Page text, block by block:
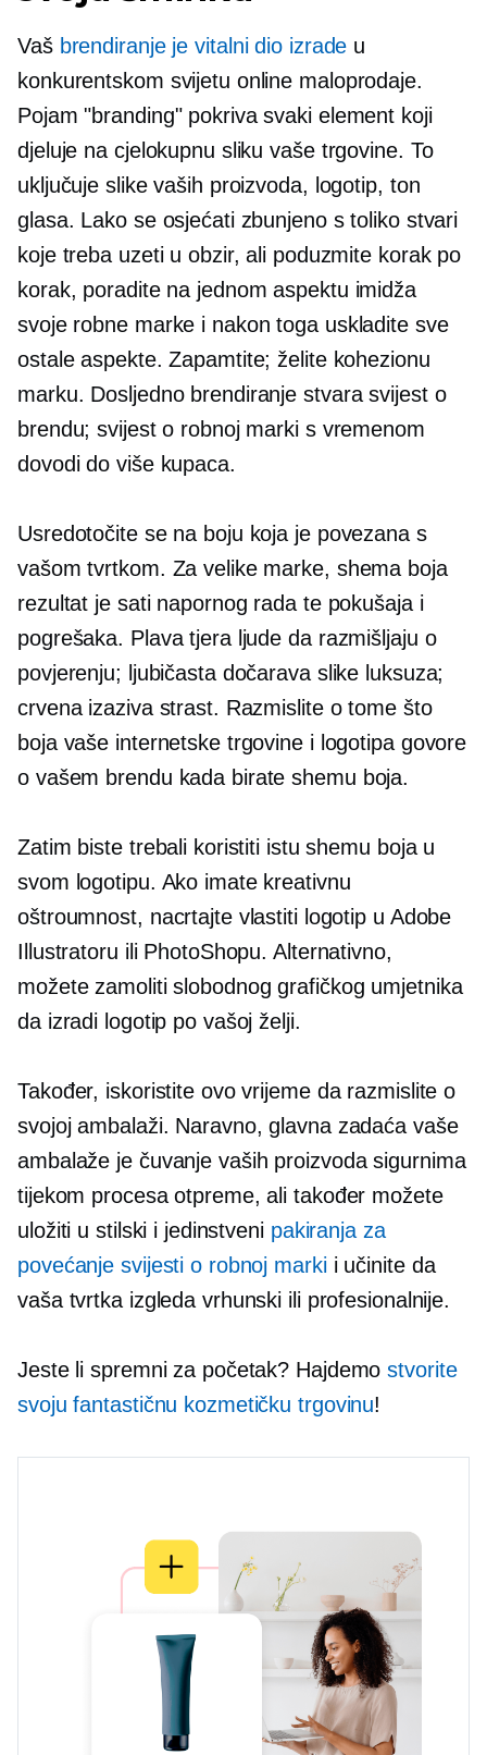
Vaš brendiranje je vitalni dio izrade u
konkurentskom svijetu online maloprodaje.
Pojam "branding" pokriva svaki element koji
djeluje na cjelokupnu sliku vaše trgovine. To
uključuje slike vaših proizvoda, logotip, ton
glasa. Lako se osjećati zbunjeno s toliko stvari
koje treba uzeti u obzir, ali poduzmite korak po
korak, poradite na jednom aspektu imidža
svoje robne marke i nakon toga uskladite sve
ostale aspekte. Zapamtite; želite kohezionu
marku. Dosljedno brendiranje stvara svijest o
brendu; svijest o robnoj marki s vremenom
dovodi do više kupaca.
Usredotočite se na boju koja je povezana s
vašom tvrtkom. Za velike marke, shema boja
rezultat je sati napornog rada te pokušaja i
pogrešaka. Plava tjera ljude da razmišljaju o
povjerenju; ljubičasta dočarava slike luksuza;
crvena izaziva strast. Razmislite o tome što
boja vaše internetske trgovine i logotipa govore
o vašem brendu kada birate shemu boja.
Zatim biste trebali koristiti istu shemu boja u
svom logotipu. Ako imate kreativnu
oštroumnost, nacrtajte vlastiti logotip u Adobe
Illustratoru ili PhotoShopu. Alternativno,
možete zamoliti slobodnog grafičkog umjetnika
da izradi logotip po vašoj želji.
Također, iskoristite ovo vrijeme da razmislite o
svojoj ambalaži. Naravno, glavna zadaća vaše
ambalaže je čuvanje vaših proizvoda sigurnima
tijekom procesa otpreme, ali također možete
uložiti u stilski i jedinstveni pakiranja za
povećanje svijesti o robnoj markii učinite da
vaša tvrtka izgleda vrhunski ili profesionalnije.
Jeste li spremni za početak? Hajdemostvorite
svoju fantastičnu kozmetičku trgovinu!